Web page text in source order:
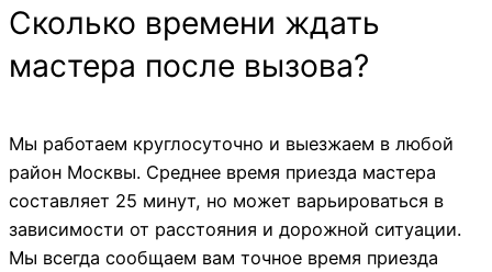
Cколько времени ждать
мастера после вызова?
Мы работаем круглосуточно и выезжаем в любой
район Москвы. Среднее время приезда мастера
составляет 25 минут, но может варьироваться в
зависимости от расстояния и дорожной ситуации.
Мы всегда сообщаем вам точное время приезда